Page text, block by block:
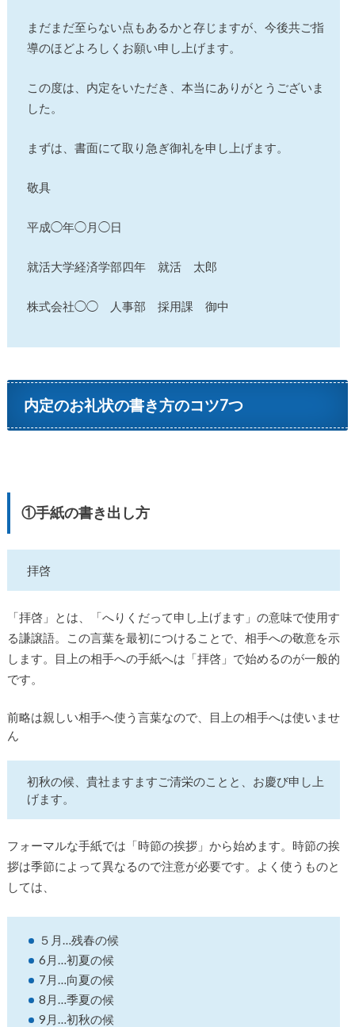
まだまだ至らない点もあるかと存じますが、今後共ご指
導のほどよろしくお願い申し上げます。
この度は、内定をいただき、本当にありがとうございま
した。
まずは、書面にて取り急ぎ御礼を申し上げます。
敬具
平成◯年◯月◯日
就活大学経済学部四年 就活 太郎
株式会社◯◯ 人事部 採用課 御中
内定のお礼状の書き方のコツ7つ
①手紙の書き出し方
拝啓
「拝啓」とは、「へりくだって申し上げます」の意味で使用す
る謙譲語。この言葉を最初につけることで、相手への敬意を示
します。目上の相手への手紙へは「拝啓」で始めるのが一般的
です。
前略は親しい相手へ使う言葉なので、目上の相手へは使いませ
ん
初秋の候、貴社ますますご清栄のことと、お慶び申し上
げます。
フォーマルな手紙では「時節の挨拶」から始めます。時節の挨
拶は季節によって異なるので注意が必要です。よく使うものと
しては、
５月…残春の候
6月…初夏の候
7月…向夏の候
8月…季夏の候
9月…初秋の候